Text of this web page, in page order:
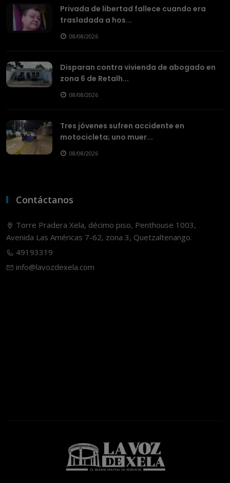
Privada de libertad fallece cuando era
trasladada a hos...
08/08/2026
Disparan contra vivienda de abogado en
zona 6 de Retalh...
08/08/2026
Tres jóvenes sufren accidente en
motocicleta; uno muer...
08/08/2026
Contáctanos
Torre Pradera Xela, décimo piso, Penthouse 1003,
Avenida Las Américas 7-62, zona 3, Quetzaltenango.
49193319
info@lavozdexela.com